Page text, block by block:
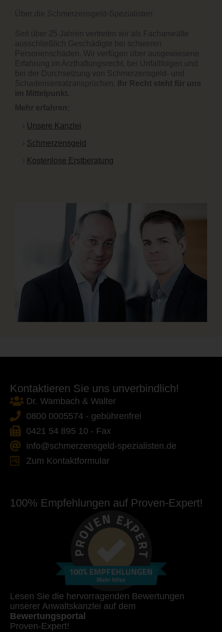
Über die Schmerzensgeld-Spezialisten
Seit über 25 Jahren vertreten wir als Fachanwälte
ausschließlich Geschädigte bei schweren
Personenschäden. Wir verfügen über ausgewiesene
Erfahrung im Arzthaftungsrecht, bei Unfallfolgen und
bei der Durchsetzung von Schmerzensgeld- und
Schadensersatzansprüchen.
Ihr Recht steht für uns
im Mittelpunkt.
Mehr erfahren:
Unsere Kanzlei
Schmerzensgeld
Kostenlose Erstberatung
Kontaktieren Sie uns unverbindlich!
Dr. Wambach & Walter
0800 0005574 - gebührenfrei
0421 54 895 10 - Fax
info@schmerzensgeld-spezialisten.de
Zum Kontaktformular
100% Empfehlungen auf Proven-Expert!
Lesen Sie die hervorragenden Bewertungen
unserer Anwaltskanzlei auf dem
Bewertungsportal
Proven-Expert!